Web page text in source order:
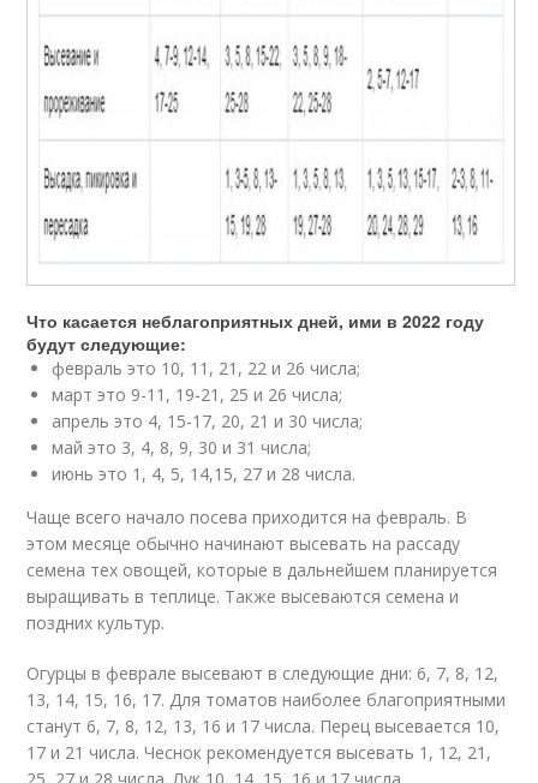
Что касается неблагоприятных дней, ими в 2022 году
будут следующие:
февраль это 10, 11, 21, 22 и 26 числа;
март это 9-11, 19-21, 25 и 26 числа;
апрель это 4, 15-17, 20, 21 и 30 числа;
май это 3, 4, 8, 9, 30 и 31 числа;
июнь это 1, 4, 5, 14,15, 27 и 28 числа.
Чаще всего начало посева приходится на февраль. В
этом месяце обычно начинают высевать на рассаду
семена тех овощей, которые в дальнейшем планируется
выращивать в теплице. Также высеваются семена и
поздних культур.
Огурцы в феврале высевают в следующие дни: 6, 7, 8, 12,
13, 14, 15, 16, 17. Для томатов наиболее благоприятными
станут 6, 7, 8, 12, 13, 16 и 17 числа. Перец высевается 10,
17 и 21 числа. Чеснок рекомендуется высевать 1, 12, 21,